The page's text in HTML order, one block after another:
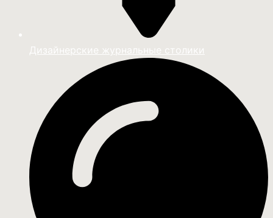
Дизайнерские журнальные столики